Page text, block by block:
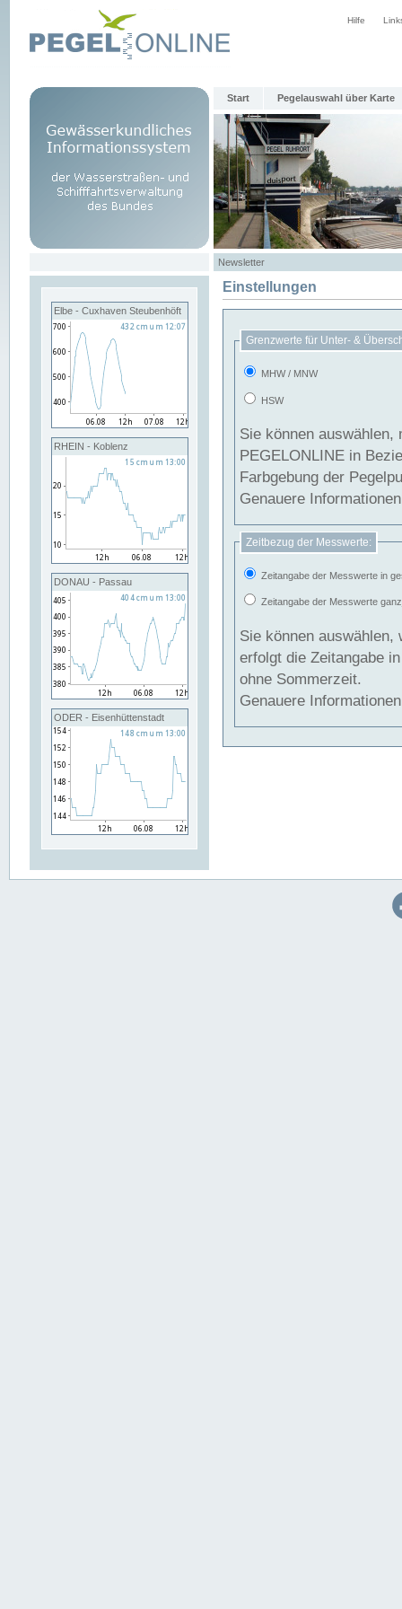
Hilfe
Start Pegelauswahl über Karte
Newsletter
Elbe - Cuxhaven Steubenhöft
RHEIN - Koblenz
DONAU - Passau
ODER - Eisenhüttenstadt
Einstellungen
Grenzwerte für Unter- &
MHW / MNW
HSW
Sie können
PEGELONLINE in Beziehung
Farbgebung der
Genauere
Zeitbezug der Messwerte:
Zeitangabe der Messwerte in
Zeitangabe der Messwerte
Sie können auswählen,
erfolgt die Zeitangabe
ohne Sommerzeit.
Genauere